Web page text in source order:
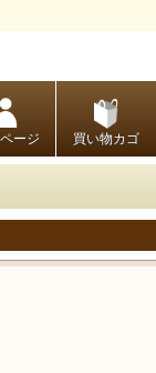
ージ 買い物カゴ